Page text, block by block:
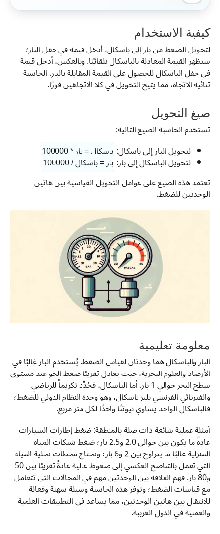
كيفية الاستخدام
لتحويل الضغط من بار إلى باسكال، أدخل قيمة في حقل البار؛
ستظهر القيمة المعادلة بالباسكال تلقائيًا. وبالعكس، أدخل قيمة
في حقل الباسكال للحصول على القيمة المقابلة بالبار. الحاسبة
ثنائية الاتجاه، مما يتيح التحويل في كلا الاتجاهين فورًا.
صيغ التحويل
تستخدم الحاسبة الصيغ التالية:
لتحويل البار إلى باسكال: باسكال = بار * 100000
لتحويل الباسكال إلى بار: بار = باسكال / 100000
تعتمد هذه الصيغ على عوامل التحويل القياسية بين هاتين
الوحدتين للضغط.
معلومة تعليمية
البار والباسكال هما وحدتان لقياس الضغط. يُستخدم البار غالبًا في
الأرصاد والعلوم البحرية، حيث يعادل تقريبًا ضغط الجو عند مستوى
سطح البحر حوالي 1 بار. أما الباسكال، فحُدِّد تكريماً للرياضي
والفيزيائي الفرنسي بليز باسكال، وهو وحدة النظام الدولي للضغط؛
فالباسكال الواحد يساوي نيوتنًا واحدًا لكل متر مربع.
أمثلة عملية شائعة ذات صلة بالمنطقة: ضغط إطارات السيارات
عادةً ما يكون بين حوالي 2.0 و2.5 بار؛ ضغط شبكات المياه
المنزلية غالبًا ما يتراوح بين 2 و6 بار؛ وتحتاج محطات تحلية المياه
التي تعمل بالتناضح العكسي إلى ضغوط عالية عادةً تقريبًا بين 50
و80 بار. فهم العلاقة بين الوحدتين مهم في المجالات التي تتعامل
مع قياسات الضغط؛ وتوفر هذه الحاسبة وسيلة سهلة وفعالة
للانتقال بين هاتين الوحدتين، مما يساعد في التطبيقات العلمية
والعملية في الدول العربية.